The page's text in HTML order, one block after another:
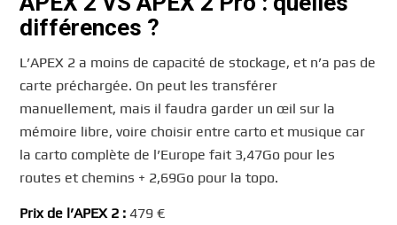
différences ?
L’APEX 2 a moins de capacité de stockage, et n’a pas de
carte préchargée. On peut les transférer
manuellement, mais il faudra garder un œil sur la
mémoire libre, voire choisir entre carto et musique car
la carto complète de l’Europe fait 3,47Go pour les
routes et chemins + 2,69Go pour la topo.
Prix de l’APEX 2 :479 €